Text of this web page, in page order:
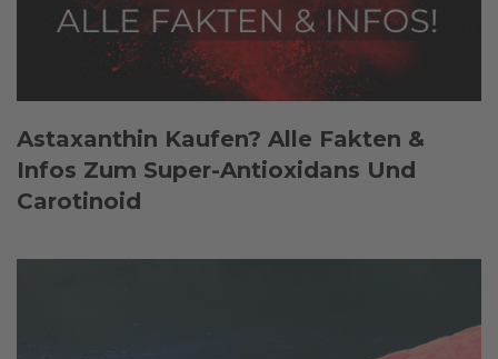
Astaxanthin Kaufen? Alle Fakten &
Infos Zum Super-Antioxidans Und
Carotinoid